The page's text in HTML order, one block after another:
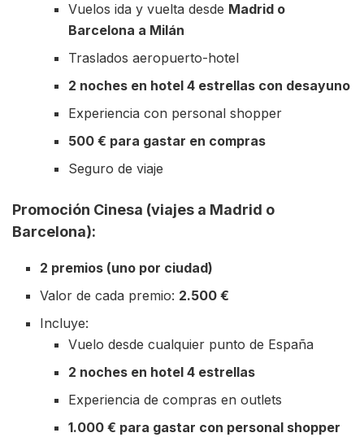
Vuelos ida y vuelta desde Madrid o
Barcelona a Milán
Traslados aeropuerto-hotel
2 noches en hotel 4 estrellas con desayuno
Experiencia con personal shopper
500 € para gastar en compras
Seguro de viaje
Promoción Cinesa (viajes a Madrid o
Barcelona):
2 premios (uno por ciudad)
Valor de cada premio: 2.500 €
Incluye:
Vuelo desde cualquier punto de España
2 noches en hotel 4 estrellas
Experiencia de compras en outlets
1.000 € para gastar con personal shopper